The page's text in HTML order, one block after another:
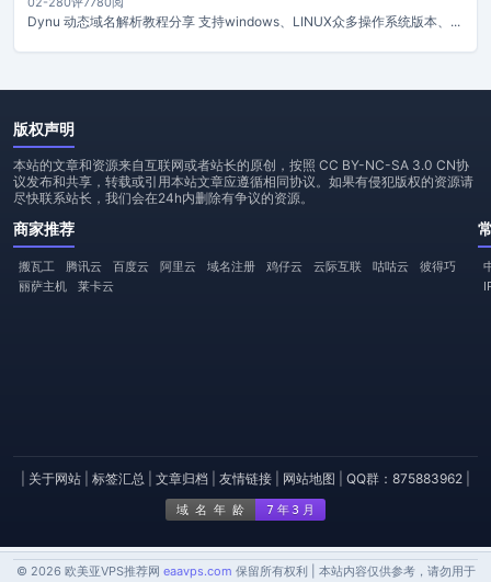
Dynu 动态域名解析教程分享 支持windows、LINUX众多操作系统版本、...
版权声明
本站的文章和资源来自互联网或者站长的原创，按照 CC BY-NC-SA 3.0 CN协
议发布和共享，转载或引用本站文章应遵循相同协议。如果有侵犯版权的资源请
尽快联系站长，我们会在24h内删除有争议的资源。
商家推荐
搬瓦工 腾讯云 百度云 阿里云 域名注册 鸡仔云 云际互联 咕咕云
彼得巧
丽萨主机
莱卡云
关于网站 标签汇总 文章归档 友情链接 网站地图 QQ群：875883962
© 2026 欧美亚VPS推荐网 eaavps.com 保留所有权利 | 本站内容仅供参考，请勿用于